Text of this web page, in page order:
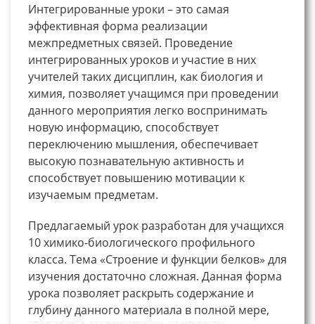
Интегрированные уроки – это самая
эффективная форма реализации
межпредметных связей. Проведение
интегрированных уроков и участие в них
учителей таких дисциплин, как биология и
химия, позволяет учащимся при проведении
данного мероприятия легко воспринимать
новую информацию, способствует
переключению мышления, обеспечивает
высокую познавательную активность и
способствует повышению мотивации к
изучаемым предметам.
Предлагаемый урок разработан для учащихся
10 химико-биологического профильного
класса. Тема «Строение и функции белков» для
изучения достаточно сложная. Данная форма
урока позволяет раскрыть содержание и
глубину данного материала в полной мере,